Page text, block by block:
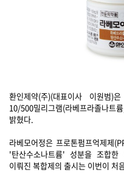
환인제약(주)(대표이사 이원범)
10/500밀리그램(라베프라졸나트
밝혔다.
라베모어정은 프로톤펌프억제제
'탄산수소나트륨' 성분을 조합
이뤄진 복합제의 출시는 이번이 처